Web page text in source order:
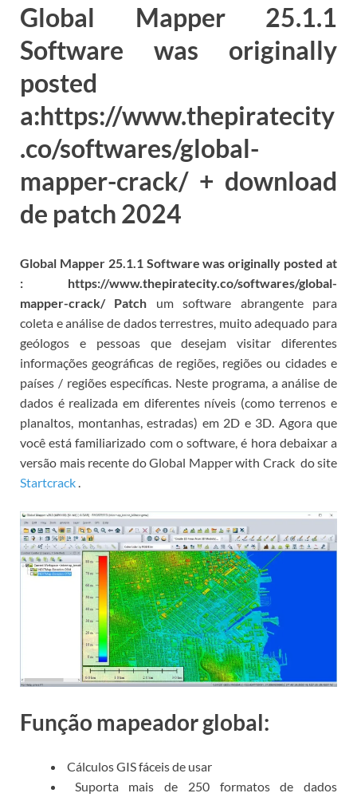
Global Mapper 25.1.1
Software was originally
posted
a:https://www.thepiratecity
.co/softwares/global-
mapper-crack/ + download
de patch 2024
Global Mapper 25.1.1 Software was originally posted at
: https://www.thepiratecity.co/softwares/global-
mapper-crack/ Patch um software abrangente para
coleta e análise de dados terrestres, muito adequado para
geólogos e pessoas que desejam visitar diferentes
informações geográficas de regiões, regiões ou cidades e
países / regiões específicas. Neste programa, a análise de
dados é realizada em diferentes níveis (como terrenos e
planaltos, montanhas, estradas) em 2D e 3D. Agora que
você está familiarizado com o software, é hora debaixar a
versão mais recente do Global Mapper with Crack dosite
Startcrack
Função mapeador global:
Cálculos GIS fáceis de usar
Suporta mais de 250 formatos de dados